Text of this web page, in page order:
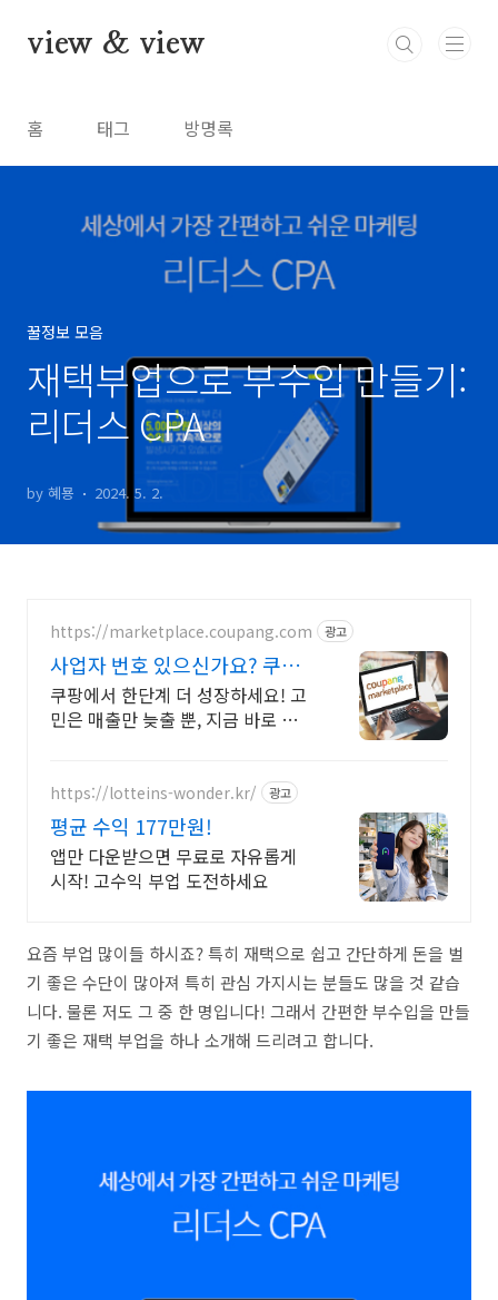
view & view
홈 태그 방명록
꿀정보 모음
재택부업으로 부수입 만들기:
리더스 CPA
by 혜묭 2024. 5. 2.
https://marketplace.coupang.com 광고
사업자 번호 있으신가요? 쿠팡
공식 입점사이트
쿠팡에서 한단계 더 성장하세요! 고
민은 매출만 늦출 뿐, 지금 바로 입점
https://lotteins-wonder.kr/ 광고
평균 수익 177만원!
앱만 다운받으면 무료로 자유롭게
시작! 고수익 부업 도전하세요
요즘 부업 많이들 하시죠? 특히 재택으로 쉽고 간단하게 돈을 벌
기 좋은 수단이 많아져 특히 관심 가지시는 분들도 많을 것 같습
니다. 물론 저도 그 중 한 명입니다! 그래서 간편한 부수입을 만들
기 좋은 재택 부업을 하나 소개해 드리려고 합니다.